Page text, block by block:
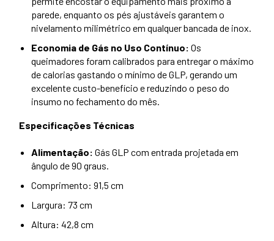
parede, enquanto os pés ajustáveis garantem o
nivelamento milimétrico em qualquer bancada de inox.
Economia de Gás no Uso Contínuo: Os
queimadores foram calibrados para entregar o máximo
de calorias gastando o mínimo de GLP, gerando um
excelente custo-benefício e reduzindo o peso do
insumo no fechamento do mês.
Especificações Técnicas
Alimentação: Gás GLP com entrada projetada em
ngulo de 90 graus.
Comprimento: 91,5 cm
Largura: 73 cm
Altura: 42,8 cm